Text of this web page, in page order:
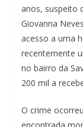
anos, suspeito
Giovanna
acesso a uma
recentemente
no bairro da
200 mil a
O crime